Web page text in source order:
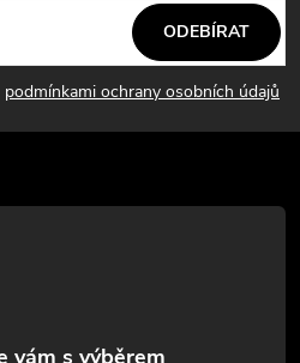
podmínkami ochrany osobních údajů
ODEBÍRAT